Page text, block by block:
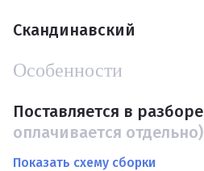
Скандинавский
Особенности
Поставляется в разборе
оплачивается отдельно)
Показать схему сборки